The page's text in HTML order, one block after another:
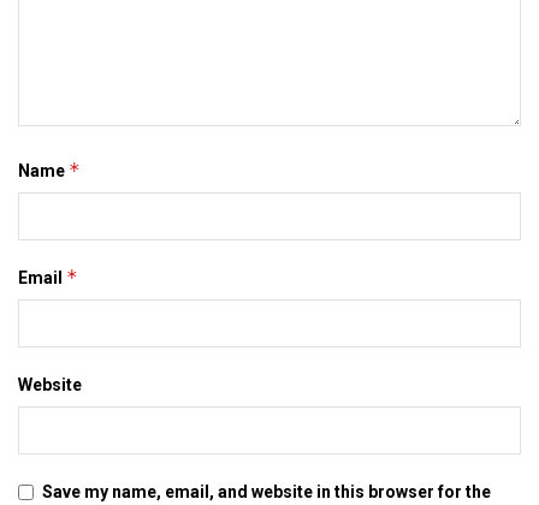
नवीन पटनायक क जेकां अंतिम समय मे गठबंधन तोडि़ कांग्रेस स हाथ मिला
Name *
Email *
Website
Save my name, email, and website in this browser for the